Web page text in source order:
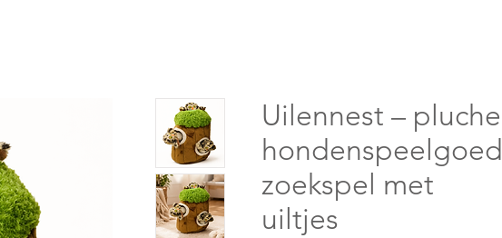
Uilennest – pluche
hondenspeelgoed
zoekspel met
uiltjes